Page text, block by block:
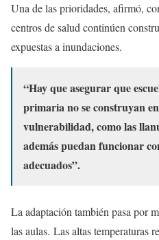
Una de las prioridades, afirmó,
centros de salud continúen
expuestas a inundaciones.
“Hay que asegurar que
primaria no se construyan
vulnerabilidad, como las
además puedan funcionar
adecuados”.
La adaptación también pasa por
las aulas. Las altas temperaturas